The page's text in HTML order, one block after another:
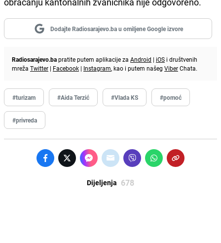
Dodajte Radiosarajevo.ba u omiljene Google izvore
Radiosarajevo.bapratite putem aplikacije za Android | iOS i društvenih
mreža Twitter | Facebook | Instagram, kao i putem našeg ViberChata.
#turizam #Aida Terzić #Vlada KS #pomoć
#privreda
Dijeljenja 678